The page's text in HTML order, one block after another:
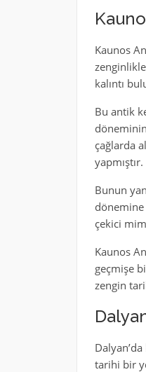
Kaunos
kalıntı
Bu antik
çağlarda
yapmıştır.
Bunun
çekici
Kaunos
geçmişe
zengin
tarihi bir